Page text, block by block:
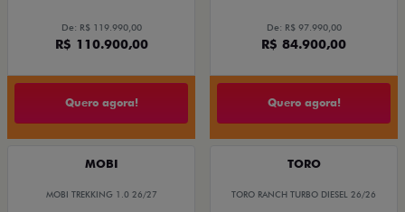
De: R$ 119.990,00
R$ 110.900,00
Quero agora!
De: R$ 97.990,00
R$ 84.900,00
Quero agora!
MOBI
MOBI TREKKING 1.0 26/27
TORO
TORO RANCH TURBO DIESEL 26/26